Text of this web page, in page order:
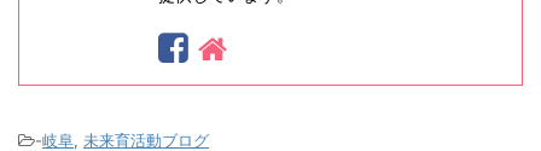
-岐阜, 未来育活動ブログ